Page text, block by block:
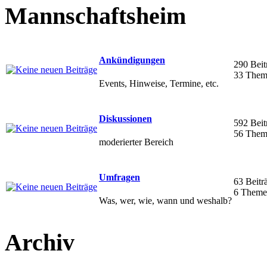
Mannschaftsheim
Ankündigungen
Events, Hinweise, Termine, etc.
290
33
Diskussionen
moderierter Bereich
592
56
Umfragen
Was, wer, wie, wann und weshalb?
63
6
Archiv